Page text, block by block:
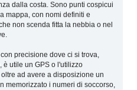
dalla costa. Sono punti cospicui
mappa, con nomi definiti e
non scenda fitta la nebbia o nel
precisione dove ci si trova,
è utile un GPS o l'utilizzo
ad avere a disposizione un
memorizzato i numeri di soccorso,